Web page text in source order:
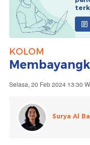
KOLOM
Selasa, 20 Feb 2024 13:30
Surya Al